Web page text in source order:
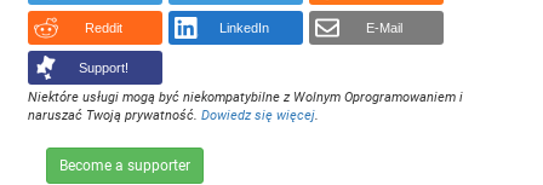
Reddit LinkedIn E-Mail
Support!
Niektóre usługi mogą być niekompatybilne z Wolnym Oprogramowaniem i
naruszać Twoją prywatność.Dowiedz się więcej.
Become a supporter